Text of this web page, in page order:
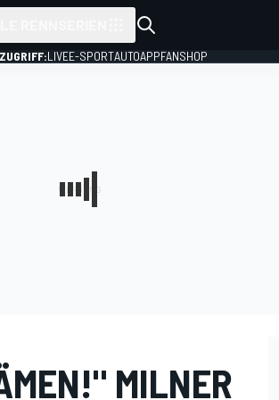
LIVEE-SPORTAUTOAPPFANSHOP
MILNER